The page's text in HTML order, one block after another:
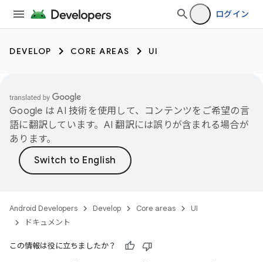
ログイン
DEVELOP CORE AREAS UI
Google は AI 技術を使用して、コンテンツをご希望の言
語に翻訳しています。AI 翻訳には誤りが含まれる場合が
あります。
Android Developers Develop Core areas
UI
ドキュメント
この情報は役に立ちましたか？